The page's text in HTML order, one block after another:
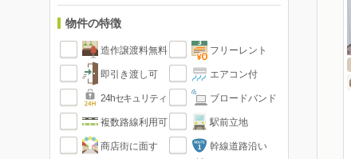
物件の特徴
造作譲渡料無料 フリーレント
即引き渡し可 エアコン付
24hセキュリティ ブロードバンド
複数路線利用可 駅前立地
商店街に面す 幹線道路沿い